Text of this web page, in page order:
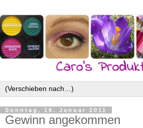
Sonntag, 16. Januar 2011
Gewinn angekommen